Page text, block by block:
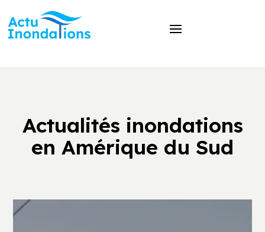
Actualités inondations
en Amérique du Sud